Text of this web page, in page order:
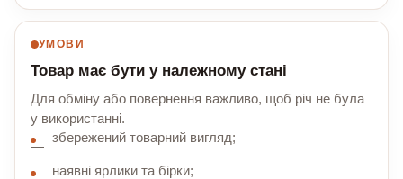
УМОВИ
Товар має бути у належному стані
Для обміну або повернення важливо, щоб річ не була
у використанні.
збережений товарний вигляд;
наявні ярлики та бірки;